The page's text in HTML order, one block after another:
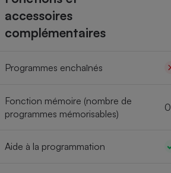
accessoires
complémentaires
Programmes enchaînés
Fonction mémoire (nombre de
programmes mémorisables)
0
Aide à la programmation